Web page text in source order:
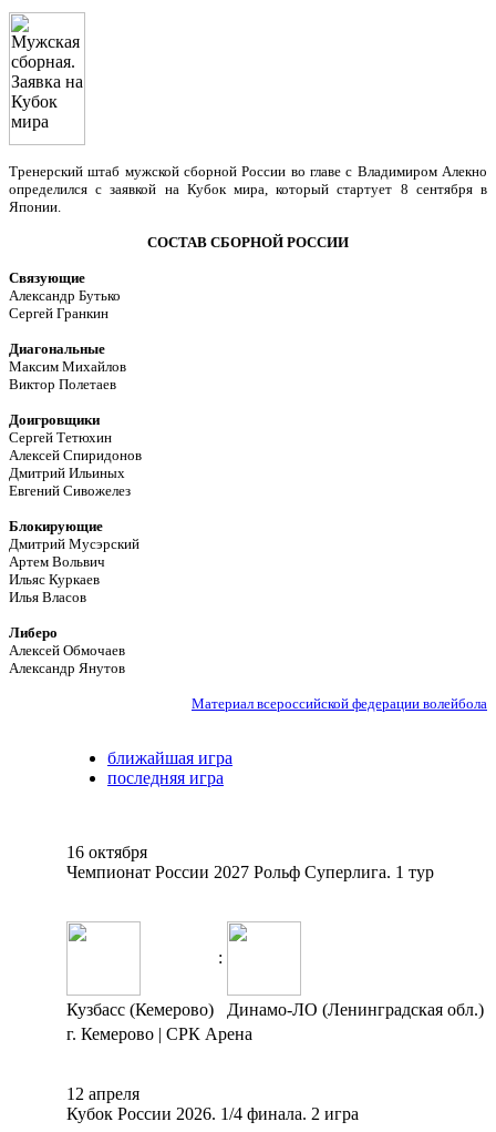
Тренерский штаб мужской сборной России во главе с Владимиром Алекно
определился с заявкой на Кубок мира, который стартует 8 сентября в
Японии.
СОСТАВ СБОРНОЙ РОССИИ
Связующие
Александр Бутько
Сергей Гранкин
Диагональные
Максим Михайлов
Виктор Полетаев
Доигровщики
Сергей Тетюхин
Алексей Спиридонов
Дмитрий Ильиных
Евгений Сивожелез
Блокирующие
Дмитрий Мусэрский
Артем Вольвич
Ильяс Куркаев
Илья Власов
Либеро
Алексей Обмочаев
Александр Янутов
Материал всероссийской федерации волейбола
ближайшая игра
последняя игра
16 октября
Чемпионат России 2027 Рольф Суперлига. 1 тур
:
Кузбасс (Кемерово)
Динамо-ЛО (Ленинградская обл.)
г. Кемерово | СРК Арена
12 апреля
Кубок России 2026. 1/4 финала. 2 игра